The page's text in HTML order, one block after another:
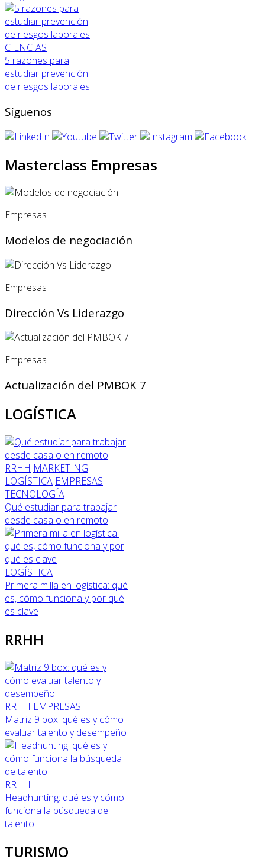
CIENCIAS
5 razones para
estudiar prevención
de riesgos laborales
Síguenos
Masterclass Empresas
Empresas
Modelos de negociación
Empresas
Dirección Vs Liderazgo
Empresas
Actualización del PMBOK 7
LOGÍSTICA
RRHH MARKETING
LOGÍSTICA EMPRESAS
TECNOLOGÍA
Qué estudiar para trabajar
desde casa o en remoto
LOGÍSTICA
Primera milla en logística: qué
es, cómo funciona y por qué
es clave
RRHH
RRHH EMPRESAS
Matriz 9 box: qué es y cómo
evaluar talento y desempeño
RRHH
Headhunting: qué es y cómo
funciona la búsqueda de
talento
TURISMO